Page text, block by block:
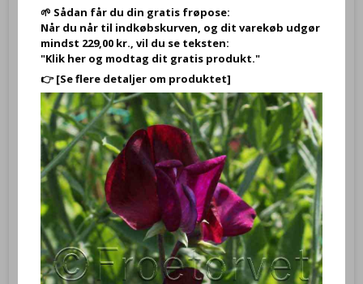
Vindklokke Woodstock Precious - Turquoise
YOPST
Turquoise, Vindklokke Woodstock , vindspil i haven, vindklokke i
haven
🌱 Sådan får du din gratis frøpose:
Når du når til indkøbskurven, og dit varekøb udgør
mindst 229,00 kr., vil du se teksten:
"Klik her og modtag dit gratis produkt."
👉[Se flere detaljer om produktet]